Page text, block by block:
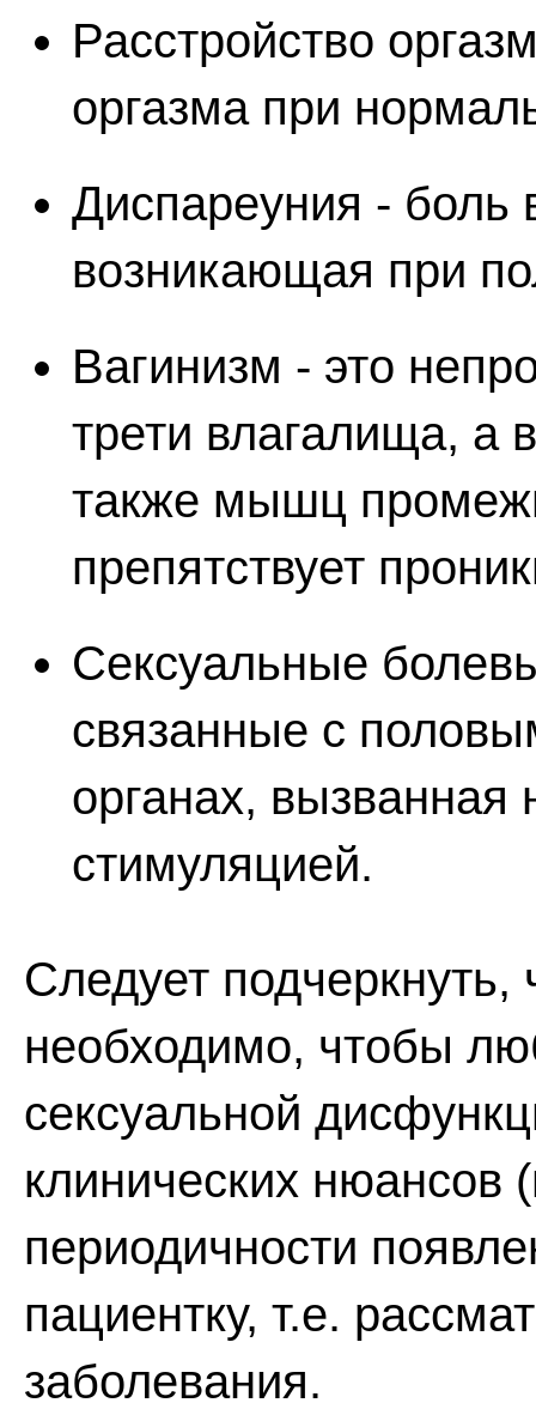
Расстройство
оргазма при
Диспареуния - боль
возникающая при
Вагинизм - это
трети влагалища, а
также мышц
препятствует
Сексуальные
связанные с
органах, вызванная
стимуляцией.
Следует подчеркнуть,
необходимо, чтобы
сексуальной
клинических нюансов
периодичности
пациентку, т.е.
заболевания.